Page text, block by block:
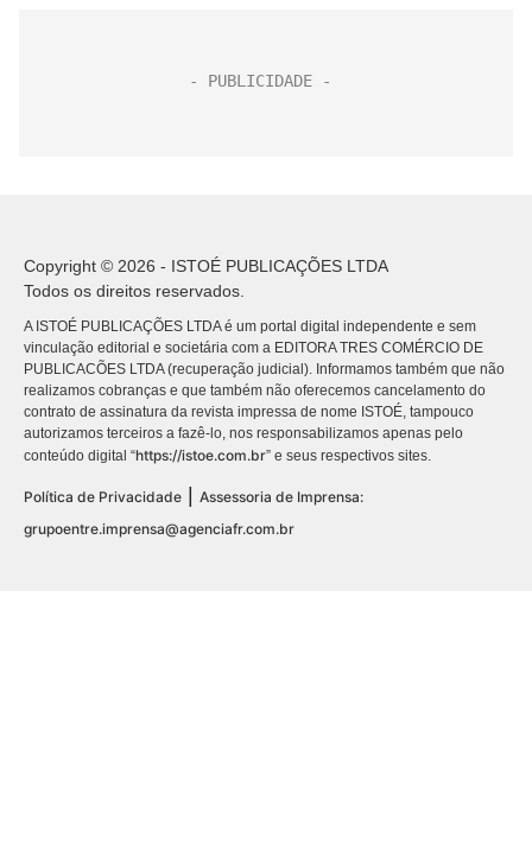
Copyright © 2026 - ISTOÉ PUBLICAÇÕES LTDA
Todos os direitos reservados.
A ISTOÉ PUBLICAÇÕES LTDA é um portal digital independente e sem
vinculação editorial e societária com a EDITORA TRES COMÉRCIO DE
PUBLICACÕES LTDA (recuperação judicial). Informamos também que não
realizamos cobranças e que também não oferecemos cancelamento do
contrato de assinatura da revista impressa de nome ISTOÉ, tampouco
autorizamos terceiros a fazê-lo, nos responsabilizamos apenas pelo
conteúdo digital “https://istoe.com.br” e seus respectivos sites.
Política de Privacidade
Assessoria de Imprensa:
grupoentre.imprensa@agenciafr.com.br